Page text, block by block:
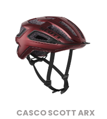
CASCO SCOTT ARX